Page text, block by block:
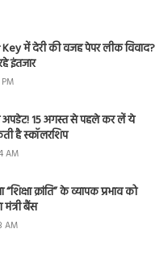
में देरी की वजह पेपर लीक विवाद?
इंतजार
अपडेट! 15 अगस्त से पहले कर लें ये
है स्कॉलरशिप
AM
क्रांति” के व्यापक प्रभाव को
मंत्री बैंस
AM